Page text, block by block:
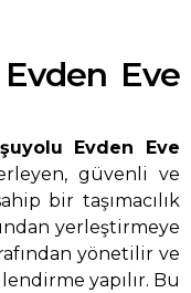
Eve
Evden Eve
güvenli ve
bir taşımacılık
yerleştirmeye
yönetilir ve
yapılır. Bu